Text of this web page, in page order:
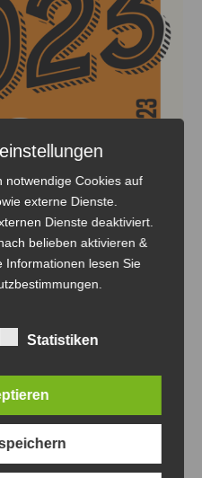
21. März 2023
Ein Video vom
unserem YouTube
pro Team müssen
und es
notwendige Cookies auf
externe Dienste.
Dienste deaktiviert.
belieben aktivieren &
Informationen lesen Sie
Statistiken